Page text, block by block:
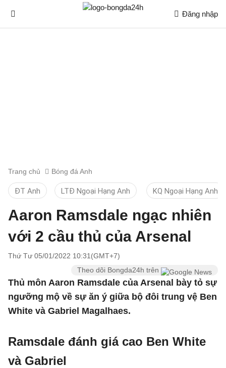
Đăng nhập
Trang chủ Bóng đá Anh
ĐT Anh LTĐ Ngoại Hạng Anh KQ Ngoại Hạng Anh
Aaron Ramsdale ngạc nhiên
với 2 cầu thủ của Arsenal
Thứ Tư 05/01/2022 10:31(GMT+7)
Theo dõi Bongda24h trên
Thủ môn Aaron Ramsdale của Arsenal bày tỏ sự
ngưỡng mộ về sự ăn ý giữa bộ đôi trung vệ Ben
White và Gabriel Magalhaes.
Ramsdale đánh giá cao Ben White
và Gabriel